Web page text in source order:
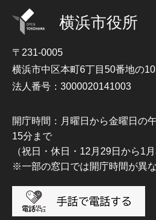
横浜市役所
〒231-0005
横浜市中区本町6丁目50番地の10
法人番号：3000020141003
開庁時間：月曜日から金曜日の
15分まで
（祝日・休日・12月29日から1月
※一部の窓口では開庁時間が異